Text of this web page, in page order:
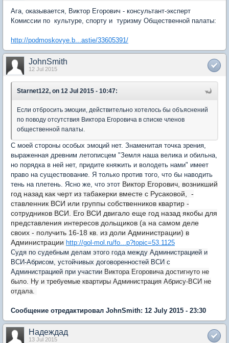
Ага, оказывается, Виктор Егорович - консультант-эксперт
Комиссии по культуре, спорту и туризму Общественной палаты:
http://podmoskovye.b...astie/33605391/
JohnSmith
12 Jul 2015
Starnet122, on 12 Jul 2015 - 10:47:
Если отбросить эмоции, действительно хотелось бы объяснений
по поводу отсутствия Виктора Егоровича в списке членов
общественной палаты.
С моей стороны особых эмоций нет. Знаменитая точка зрения,
выраженная древним летописцем "Земля наша велика и обильна,
но порядка в ней нет, придите княжить и володеть нами" имеет
право на существование. Я только против того, что бы наводить
тень на плетень. Ясно же, что этот Виктор Егорович, возникший
год назад как черт из табакерки вместе с Русаковой, -
ставленник ВСИ или группы собственников квартир -
сотрудников ВСИ. Его ВСИ двигало еще год назад якобы для
представления интересов дольщиков (а на самом деле
своих - получить 16-18 кв. из доли Администрации) в
Администрации http://gol-mol.ru/fo...p?topic=53.1125
Судя по судебным делам этого года между Администрацией и
ВСИ-Абрисом, устойчивых договоренностей ВСИ с
Администрацией при участии Виктора Егоровича достигнуто не
было. Ну и требуемые квартиры Администрация Абрису-ВСИ не
отдала.
Сообщение отредактировал JohnSmith: 12 July 2015 - 23:30
Надеждад
13 Jul 2015